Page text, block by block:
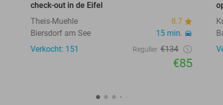
check-out in de Eifel
Theis-Muehle
8.7
Biersdorf am See
15 min.
Verkocht: 151
Regulier €134
€85